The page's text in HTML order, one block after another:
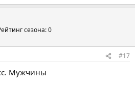
сезона: 0
#17
Мужчины